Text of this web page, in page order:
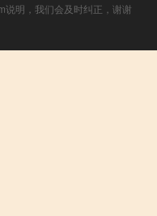
明，我们会及时纠正，谢谢